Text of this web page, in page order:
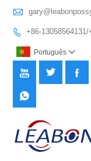

 +86-
Português 
  
